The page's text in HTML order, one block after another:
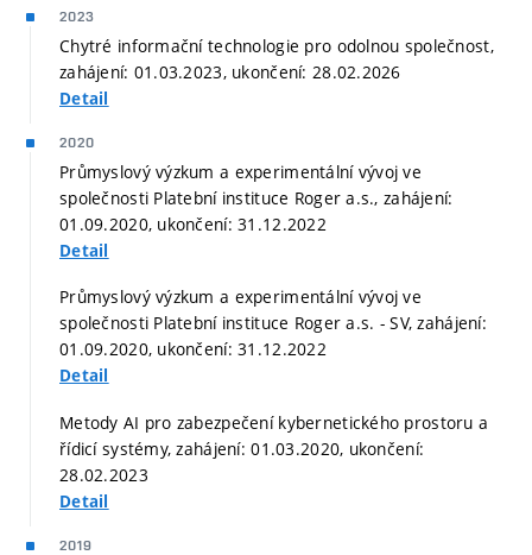
2023
Chytré informační technologie pro odolnou společnost,
zahájení: 01.03.2023, ukončení: 28.02.2026
Detail
2020
Průmyslový výzkum a experimentální vývoj ve
společnosti Platební instituce Roger a.s., zahájení:
01.09.2020, ukončení: 31.12.2022
Detail
Průmyslový výzkum a experimentální vývoj ve
společnosti Platební instituce Roger a.s. - SV, zahájení:
01.09.2020, ukončení: 31.12.2022
Detail
Metody AI pro zabezpečení kybernetického prostoru a
řídicí systémy, zahájení: 01.03.2020, ukončení:
28.02.2023
Detail
2019